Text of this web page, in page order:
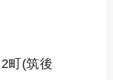
町(筑後